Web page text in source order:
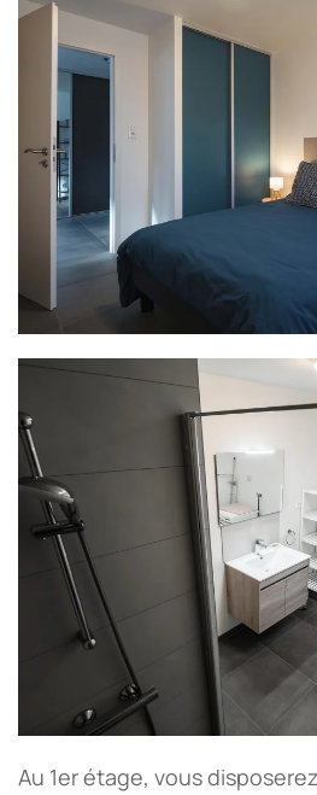
Au 1er étage, vous